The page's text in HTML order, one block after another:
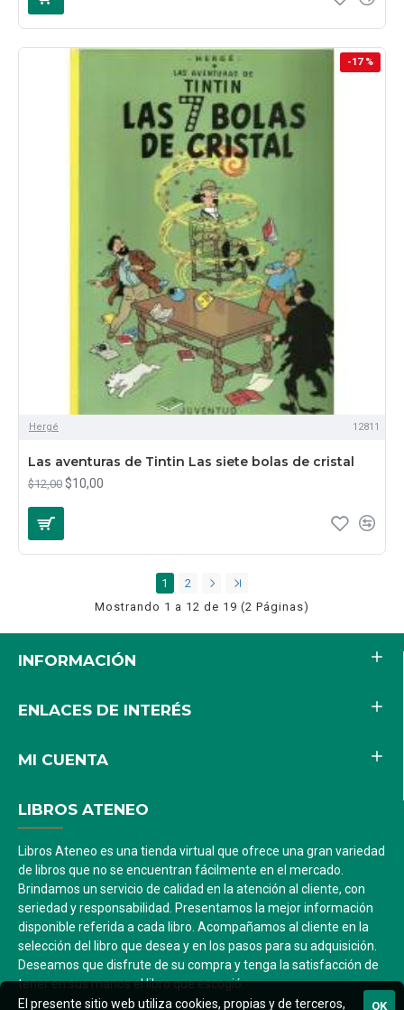
-17 %
Hergé 12811
Las aventuras de Tintin Las siete bolas de cristal
$12,00 $10,00
1
2
Mostrando 1 a 12 de 19 (2 Páginas)
INFORMACIÓN
ENLACES DE INTERÉS
MI CUENTA
LIBROS ATENEO
Libros Ateneo es una tienda virtual que ofrece una gran variedad
de libros que no se encuentran fácilmente en el mercado.
Brindamos un servicio de calidad en la atención al cliente, con
seriedad y responsabilidad. Presentamos la mejor información
disponible referida a cada libro. Acompañamos al cliente en la
selección del libro que desea y en los pasos para su adquisición.
Deseamos que disfrute de su compra y tenga la satisfacción de
tener en sus manos el libro que escogió.
OK
El presente sitio web utiliza cookies, propias y de terceros,